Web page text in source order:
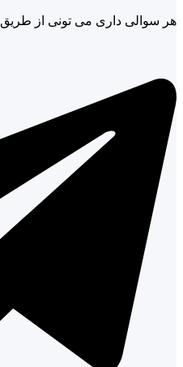
هر سوالی داری می تونی از